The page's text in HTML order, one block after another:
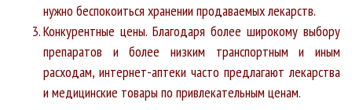
нужно беспокоиться хранении продаваемых лекарств.
Конкурентные цены. Благодаря более широкому выбору
препаратов и более низким транспортным и иным
расходам, интернет-аптеки часто предлагают лекарства
и медицинские товары по привлекательным ценам.